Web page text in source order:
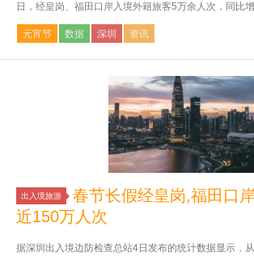
日，经皇岗、福田口岸入境外籍旅客5万余人次，同比
元宵节 数据 深圳 资讯
出入境旅游
春节长假经皇岗,福田口
近150万人次
据深圳出入境边防检查总站4日发布的统计数据显示，